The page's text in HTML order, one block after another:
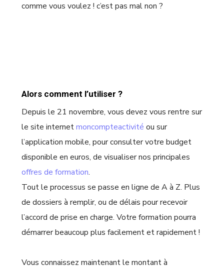
comme vous voulez ! c’est pas mal non ?
Alors comment l’utiliser ?
Depuis le 21 novembre, vous devez vous rentre sur
le site internetmoncompteactivité ou sur
l’application mobile, pourconsulter votre budget
disponible en euros, de visualiser nos principales
offres de formation.
Tout le processus se passe en ligne de A à Z. Plus
de dossiers à remplir, ou de délais pour recevoir
l’accord de prise en charge. Votre formation pourra
démarrer beaucoup plus facilement et rapidement !
Vous connaissez maintenant le montant à